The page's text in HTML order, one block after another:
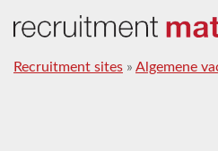
Recruitment sites » Algemene